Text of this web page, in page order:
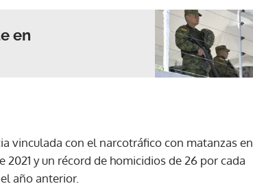
en
vinculada con el narcotráfico con matanzas
y un récord de homicidios de 26 por cada
año anterior.